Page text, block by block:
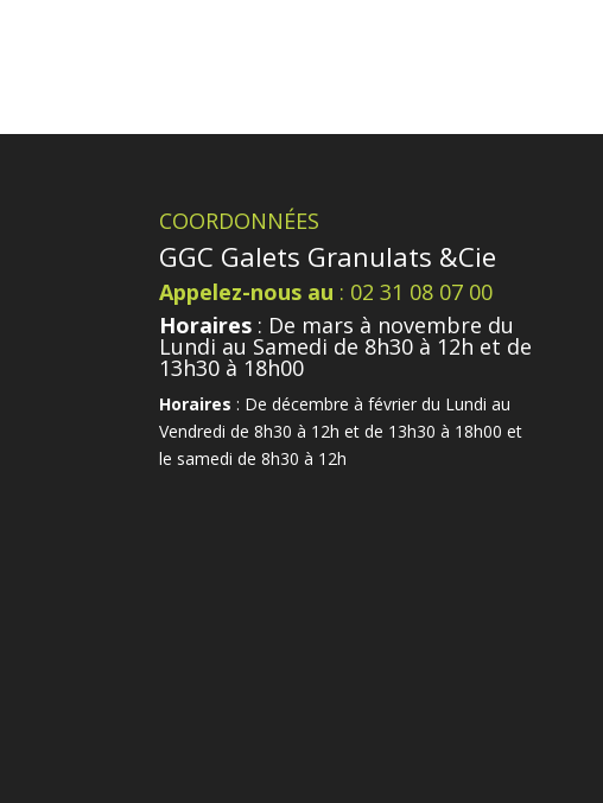
COORDONNÉES
GGC Galets Granulats &Cie
Appelez-nous au : 02 31 08 07 00
Horaires : De mars à novembre du
Lundi au Samedi de 8h30 à 12h et de
13h30 à 18h00
Horaires : De décembre à février du Lundi au
Vendredi de 8h30 à 12h et de 13h30 à 18h00 et
le samedi de 8h30 à 12h